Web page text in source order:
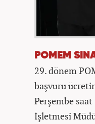
POMEM
29. dönem
başvuru
Perşembe
İşletmesi